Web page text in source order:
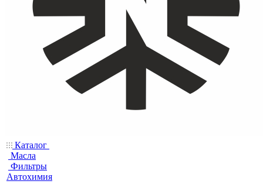
Каталог
Масла
Фильтры
Автохимия